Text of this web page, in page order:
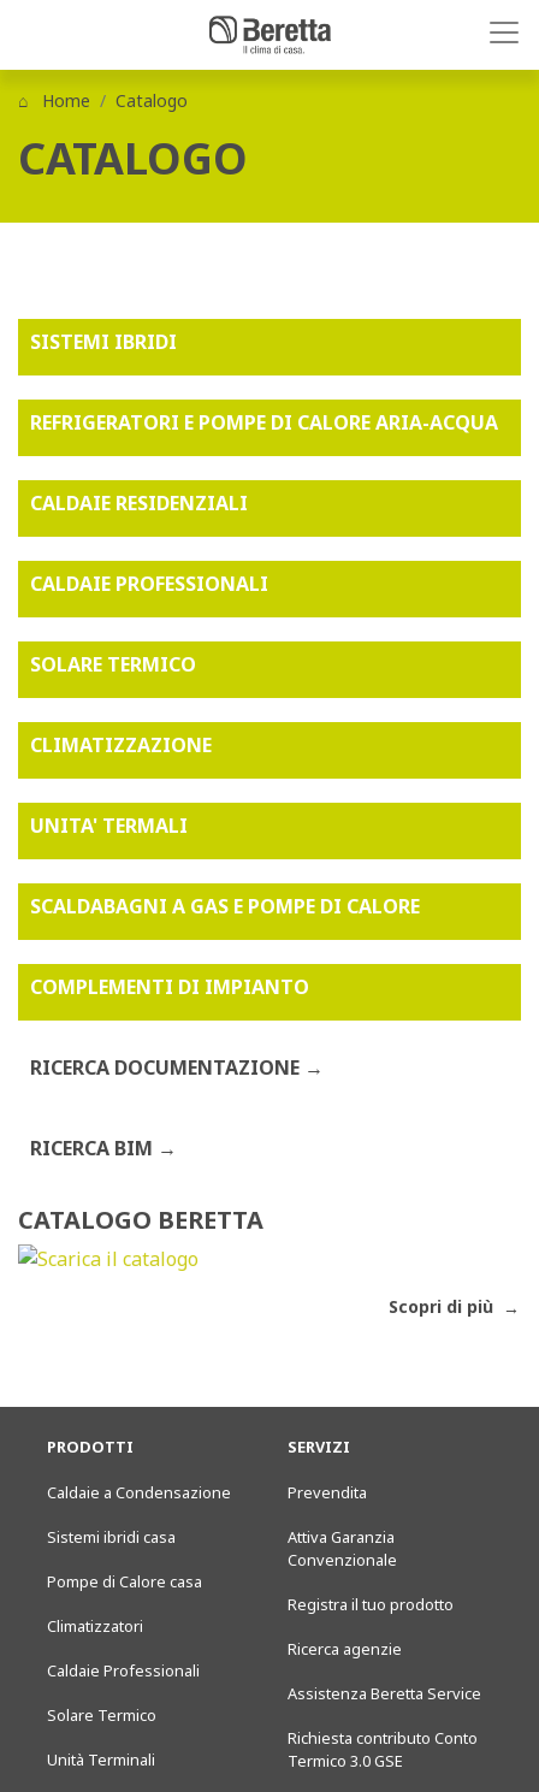
Home Catalogo
CATALOGO
SISTEMI IBRIDI
REFRIGERATORI E POMPE DI CALORE ARIA-ACQUA
CALDAIE RESIDENZIALI
CALDAIE PROFESSIONALI
SOLARE TERMICO
CLIMATIZZAZIONE
UNITA' TERMALI
SCALDABAGNI A GAS E POMPE DI CALORE
COMPLEMENTI DI IMPIANTO
RICERCA DOCUMENTAZIONE
RICERCA BIM
CATALOGO BERETTA
Scopri di più
PRODOTTI
Caldaie a Condensazione
Sistemi ibridi casa
Pompe di Calore casa
Climatizzatori
Caldaie Professionali
Solare Termico
Unità Terminali
SERVIZI
Prevendita
Attiva Garanzia
Convenzionale
Registra il tuo prodotto
Ricerca agenzie
Assistenza Beretta Service
Richiesta contributo Conto
Termico 3.0 GSE